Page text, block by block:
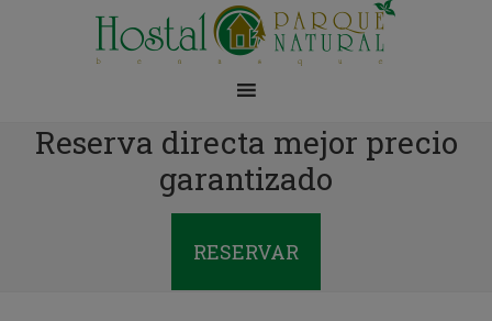
Reserva directa mejor precio
garantizado
RESERVAR